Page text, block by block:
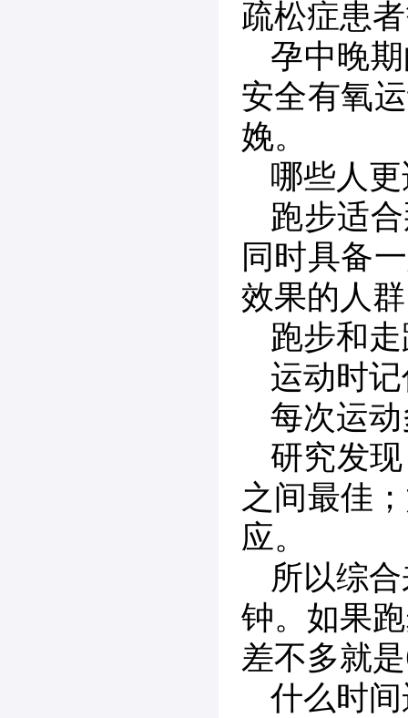
疏松症患
孕中晚
安全有氧
娩。
哪些人
跑步适
同时具备
效果的人
跑步和
运动时
每次运
研究发
之间最佳
应。
所以综
钟。如果
差不多就
什么时